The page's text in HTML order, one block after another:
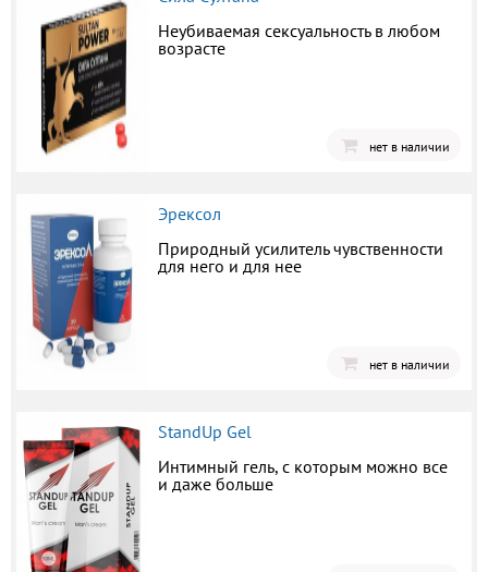
Неубиваемая сексуальность в любом
возрасте
нет в наличии
Эрексол
Природный усилитель чувственности
для него и для нее
нет в наличии
StandUp Gel
Интимный гель, с которым можно все
и даже больше